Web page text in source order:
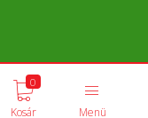
Menü
0
Kosár